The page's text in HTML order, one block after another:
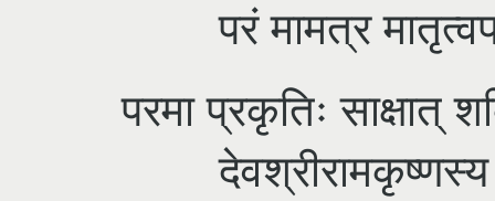
परं मामत्र
परमा प्रकृतिः
देवश्रीरामकृष्णस्य